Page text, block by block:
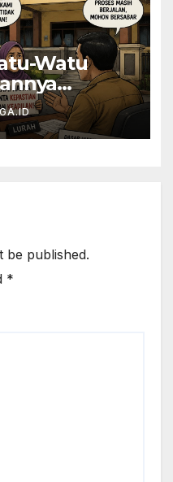
Watu
Tanah yang
30
be published.
*